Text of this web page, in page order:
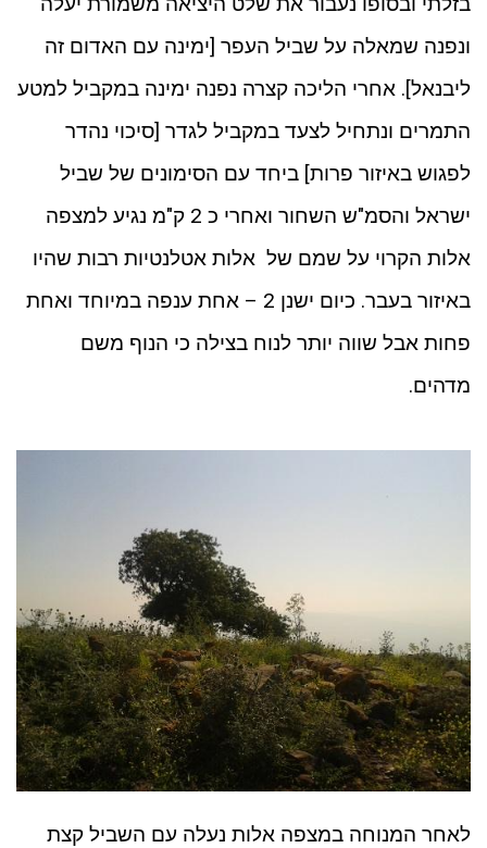
ונפנה שמאלה על שביל העפר [ימינה עם האדום זה
ליבנאל]. אחרי הליכה קצרה נפנה ימינה במקביל למטע
התמרים ונתחיל לצעד במקביל לגדר [סיכוי נהדר
לפגוש באיזור פרות] ביחד עם הסימונים של שביל
ישראל והסמ"ש השחור ואחרי כ 2 ק"מ נגיע למצפה
אלות הקרוי על שמם של אלות אטלנטיות רבות שהיו
באיזור בעבר. כיום ישנן 2 – אחת ענפה במיוחד ואחת
פחות אבל שווה יותר לנוח בצילה כי הנוף משם
מדהים.
לאחר המנוחה במצפה אלות נעלה עם השביל קצת